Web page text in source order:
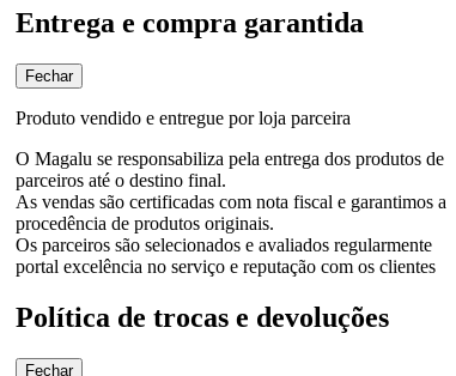
Entrega e compra garantida
Fechar
Produto vendido e entregue por loja parceira
O Magalu se responsabiliza pela entrega dos produtos de
parceiros até o destino final.
As vendas são certificadas com nota fiscal e garantimos a
procedência de produtos originais.
Os parceiros são selecionados e avaliados regularmente
portal excelência no serviço e reputação com os clientes
Política de trocas e devoluções
Fechar